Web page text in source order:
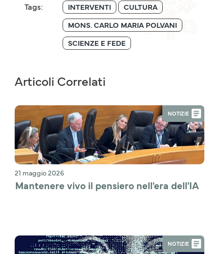
Tags: INTERVENTI
CULTURA
MONS. CARLO MARIA POLVANI
SCIENZE E FEDE
Articoli Correlati
NOTIZIE
21 maggio 2026
Mantenere vivo il pensiero nell'era dell'IA
NOTIZIE